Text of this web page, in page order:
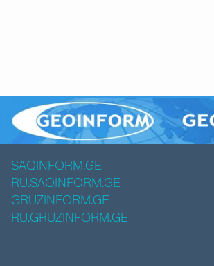
SAQINFORM.GE
RU.SAQINFORM.GE
GRUZINFORM.GE
RU.GRUZINFORM.GE